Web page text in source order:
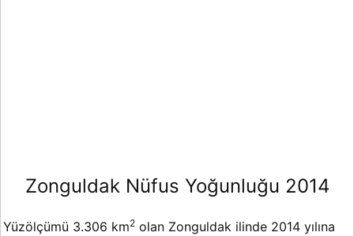
Zonguldak Nüfus Yoğunluğu 2014
Yüzölçümü 3.306 km2 olan Zonguldak ilinde 2014 yılına